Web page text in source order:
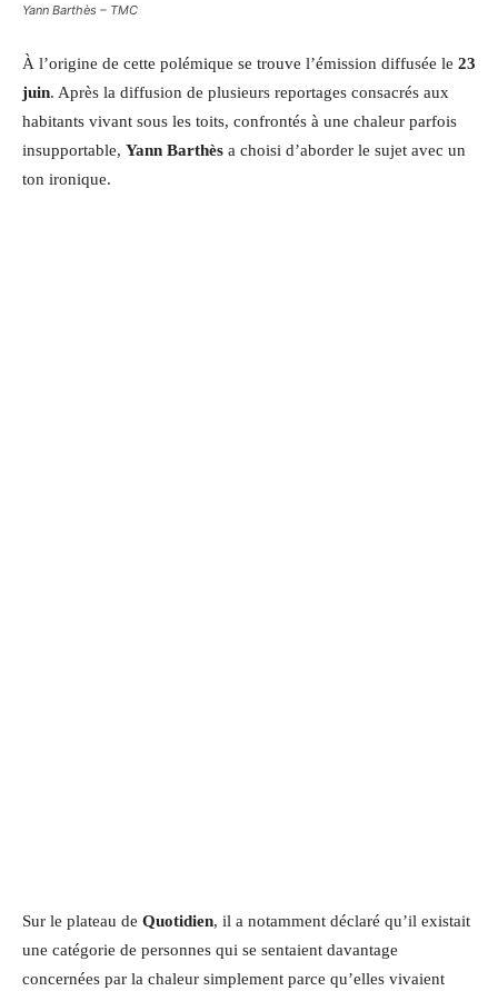
Yann Barthès – TMC
À l’origine de cette polémique se trouve l’émission diffusée le 23
juin. Après la diffusion de plusieurs reportages consacrés aux
habitants vivant sous les toits, confrontés à une chaleur parfois
insupportable, Yann Barthès a choisi d’aborder le sujet avec un
ton ironique.
Sur le plateau de Quotidien, il a notamment déclaré qu’il existait
une catégorie de personnes qui se sentaient davantage
concernées par la chaleur simplement parce qu’elles vivaient